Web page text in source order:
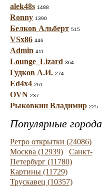
alek48s 1488
Ronny 1390
Белков Альберт 515
VSx86 446
Admin 411
Lounge_Lizard 364
Гудков А.И. 274
Ed4x4 261
OVN 237
Рыковкин Владимир 225
Популярные города
Ретро открытки (24086)
Москва (12939)
Санкт-
Петербург (11780)
Картины (11729)
Трускавец (10357)